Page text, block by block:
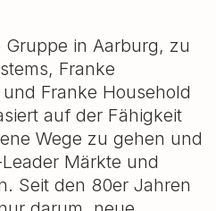
in Aarburg, zu
Franke
Franke Household
auf der Fähigkeit
Wege zu gehen und
Märkte und
Seit den 80er Jahren